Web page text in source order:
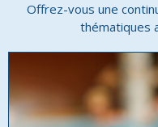
Offrez-vous une
thématiques